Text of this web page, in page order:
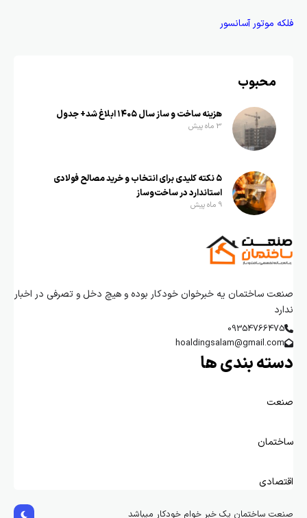
فلکه موتور آسانسور
محبوب
هزینه ساخت و ساز سال ۱۴۰۵ ابلاغ شد+ جدول
3 ماه پیش
۵ نکته کلیدی برای انتخاب و خرید مصالح فولادی
استاندارد در ساخت‌وساز
9 ماه پیش
صنعت ساختمان یه خبرخوان خودکار بوده و هیچ دخل و تصرفی در اخبار
ندارد
09354766475
hoaldingsalam@gmail.com
دسته بندی ها
صنعت
ساختمان
اقتصادی
صنعت ساختمان یک خبر خوام خودکار میباشد